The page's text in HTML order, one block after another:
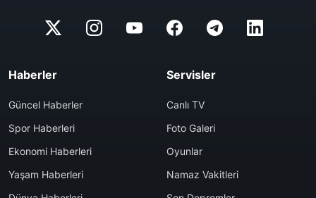
Haberler
Güncel Haberler
Spor Haberleri
Ekonomi Haberleri
Yaşam Haberleri
Servisler
Canlı TV
Foto Galeri
Oyunlar
Namaz Vakitleri